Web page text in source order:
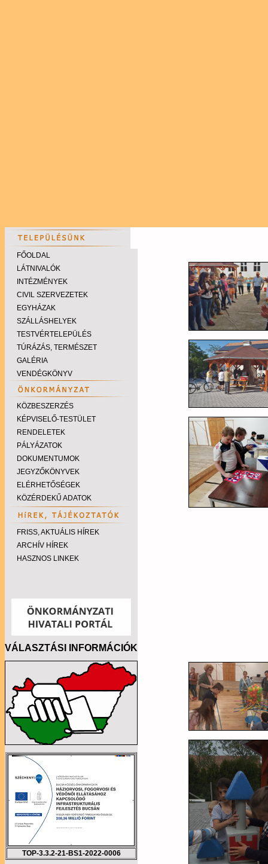
FŐOLDAL
LÁTNIVALÓK
INTÉZMÉNYEK
CIVIL SZERVEZETEK
EGYHÁZAK
SZÁLLÁSHELYEK
TESTVÉRTELEPÜLÉS
TÚRÁZÁS, TERMÉSZET
GALÉRIA
VENDÉGKÖNYV
KÖZBESZERZÉS
KÉPVISELŐ-TESTÜLET
RENDELETEK
PÁLYÁZATOK
DOKUMENTUMOK
JEGYZŐKÖNYVEK
ELÉRHETŐSÉGEK
KÖZÉRDEKŰ ADATOK
FRISS, AKTUÁLIS HÍREK
ARCHÍV HÍREK
HASZNOS LINKEK
VÁLASZTÁSI INFORMÁCIÓK
TOP-3.3.2-21-BS1-2022-0006